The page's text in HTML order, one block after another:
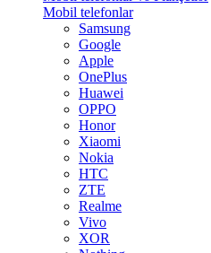
Mobil telefonlar
Samsung
Google
Apple
OnePlus
Huawei
OPPO
Honor
Xiaomi
Nokia
HTC
ZTE
Realme
Vivo
XOR